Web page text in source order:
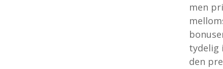
men
tydelig
den